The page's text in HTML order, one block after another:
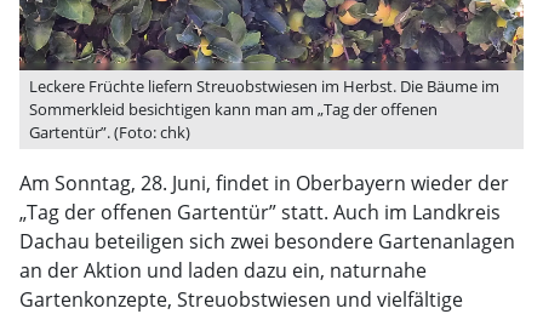
Leckere Früchte liefern Streuobstwiesen im Herbst. Die Bäume im
Sommerkleid besichtigen kann man am „Tag der offenen
Gartentür”. (Foto: chk)
Am Sonntag, 28. Juni, findet in Oberbayern wieder der
„Tag der offenen Gartentür” statt. Auch im Landkreis
Dachau beteiligen sich zwei besondere Gartenanlagen
an der Aktion und laden dazu ein, naturnahe
Gartenkonzepte, Streuobstwiesen und vielfältige